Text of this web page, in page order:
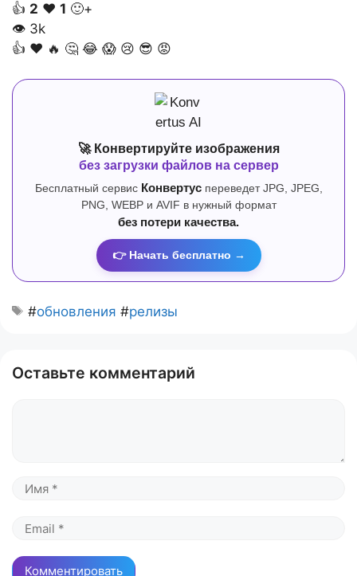
👍 2 ❤️ 1 🙂+
👁 3k
👍 ❤️ 🔥 🤔 😂 😱 😢 😎 😡
🚀 Конвертируйте изображения
без загрузки файлов на сервер
Бесплатный сервис Конвертуспереведет JPG, JPEG,
PNG, WEBP и AVIF в нужный формат
без потери качества.
👉 Начать бесплатно →
#обновления #релизы
Оставьте комментарий
Имя
Email